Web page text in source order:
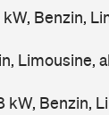
Benzin,
Limousine,
kW, Benzin,